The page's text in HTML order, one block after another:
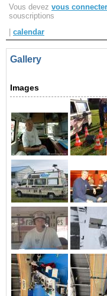
Créer un nouveau compte
Demander un nouveau
Vous devez vous connecter
souscriptions
| calendar
Gallery
Images